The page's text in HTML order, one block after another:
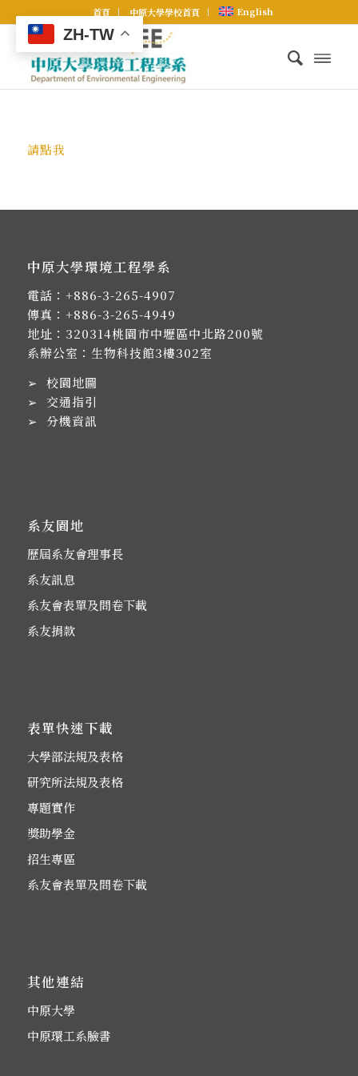
首頁 中原大學學校首頁 English
請點我
中原大學環境工程學系
電話： +886-3-265-4907
傳真：+886-3-265-4949
地址： 320314桃園市中壢區中北路200號
系辦公室：生物科技館3樓302室
➢ 校園地圖
➢ 交通指引
➢ 分機資訊
系友園地
歷屆系友會理事長
系友訊息
系友會表單及問卷下載
系友捐款
表單快速下載
大學部法規及表格
研究所法規及表格
專題實作
獎助學金
招生專區
系友會表單及問卷下載
其他連結
中原大學
中原環工系臉書
ZH-TW